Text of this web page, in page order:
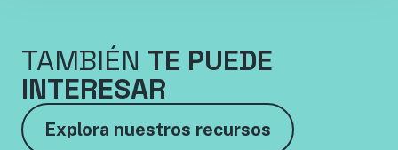
TAMBIÉN TE PUEDE
INTERESAR
Explora nuestros recursos